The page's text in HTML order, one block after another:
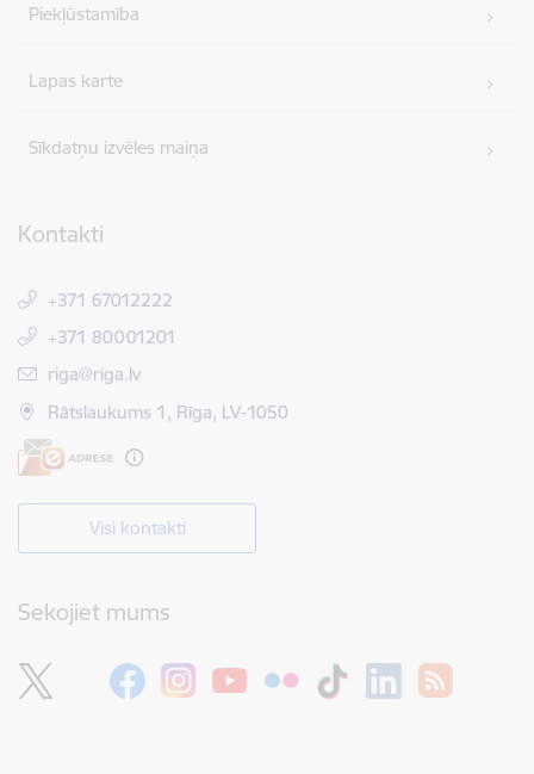
Piekļūstamība
Lapas karte
Sīkdatņu izvēles maiņa
Kontakti
+371 67012222
+371 80001201
E-pasts:
riga@riga.lv
Rātslaukums 1, Rīga, LV-1050
Visi kontakti
Sekojiet mums